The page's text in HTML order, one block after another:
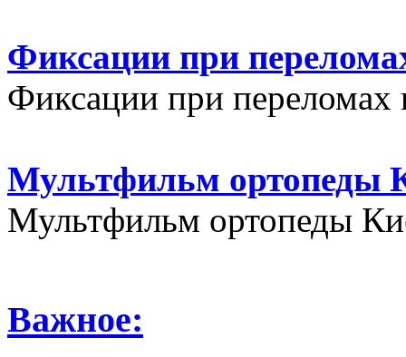
Фиксации при
Фиксации при переломах
Мультфильм ортопеды
Мультфильм ортопеды
Важное: